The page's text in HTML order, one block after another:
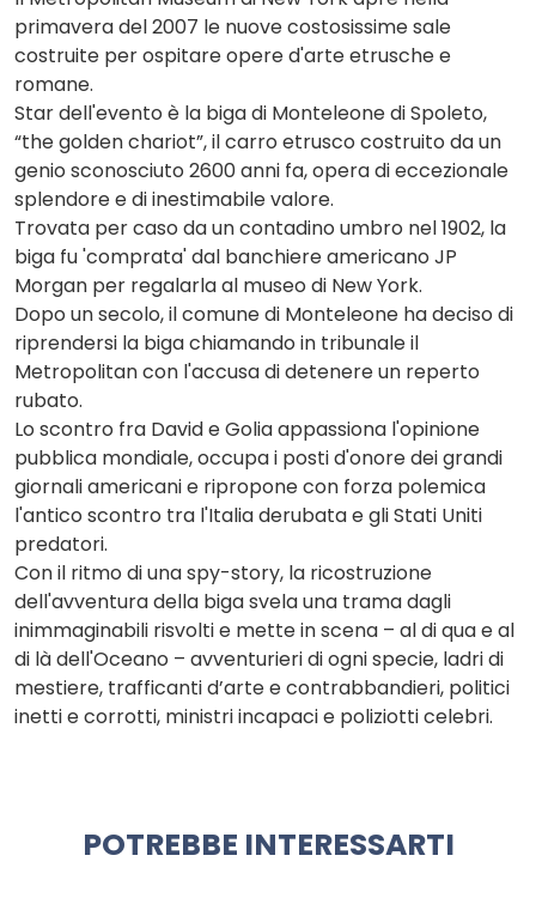
primavera del 2007 le nuove costosissime sale
costruite per ospitare opere d'arte etrusche e
romane.
Star dell'evento è la biga di Monteleone di Spoleto,
“the golden chariot”, il carro etrusco costruito da un
genio sconosciuto 2600 anni fa, opera di eccezionale
splendore e di inestimabile valore.
Trovata per caso da un contadino umbro nel 1902, la
biga fu 'comprata' dal banchiere americano JP
Morgan per regalarla al museo di New York.
Dopo un secolo, il comune di Monteleone ha deciso di
riprendersi la biga chiamando in tribunale il
Metropolitan con l'accusa di detenere un reperto
rubato.
Lo scontro fra David e Golia appassiona l'opinione
pubblica mondiale, occupa i posti d'onore dei grandi
giornali americani e ripropone con forza polemica
l'antico scontro tra l'Italia derubata e gli Stati Uniti
predatori.
Con il ritmo di una spy-story, la ricostruzione
dell'avventura della biga svela una trama dagli
inimmaginabili risvolti e mette in scena – al di qua e al
di là dell'Oceano – avventurieri di ogni specie, ladri di
mestiere, trafficanti d’arte e contrabbandieri, politici
inetti e corrotti, ministri incapaci e poliziotti celebri.
POTREBBE INTERESSARTI